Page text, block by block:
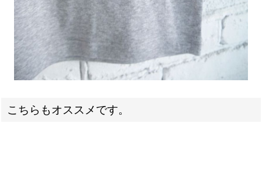
こちらもオススメです。